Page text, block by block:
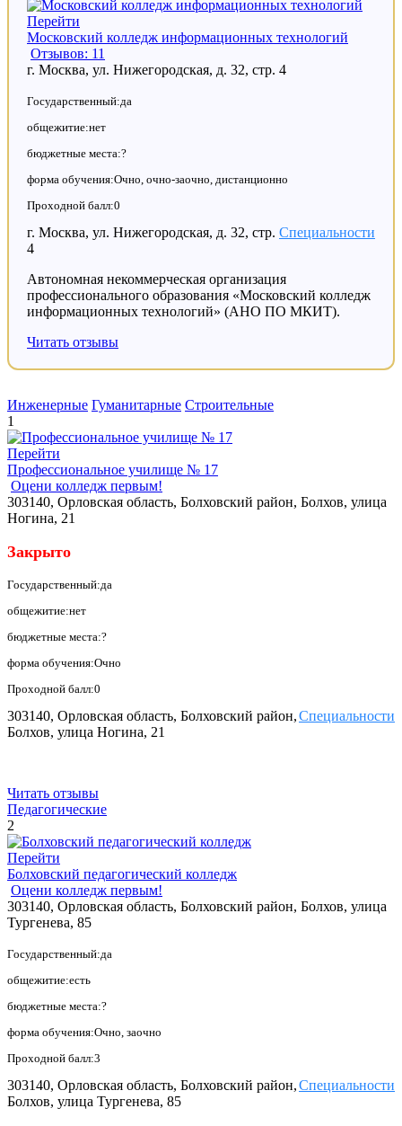
Перейти
Московский колледж информационных технологий
Отзывов: 11
г. Москва, ул. Нижегородская, д. 32, стр. 4
Государственный:да
общежитие:нет
бюджетные места:?
форма обучения:Очно, очно-заочно, дистанционно
Проходной балл:0
Специальности
г. Москва, ул. Нижегородская, д. 32, стр.
4
Автономная некоммерческая организация
профессионального образования «Московский колледж
информационных технологий» (АНО ПО МКИТ).
Читать отзывы
Инженерные Гуманитарные Строительные
1
Перейти
Профессиональное училище № 17
Оцени колледж первым!
303140, Орловская область, Болховский район, Болхов, улица
Ногина, 21
Закрыто
Государственный:да
общежитие:нет
бюджетные места:?
форма обучения:Очно
Проходной балл:0
Специальности
303140, Орловская область, Болховский район,
Болхов, улица Ногина, 21
Читать отзывы
Педагогические
2
Перейти
Болховский педагогический колледж
Оцени колледж первым!
303140, Орловская область, Болховский район, Болхов, улица
Тургенева, 85
Государственный:да
общежитие:есть
бюджетные места:?
форма обучения:Очно, заочно
Проходной балл:3
Специальности
303140, Орловская область, Болховский район,
Болхов, улица Тургенева, 85